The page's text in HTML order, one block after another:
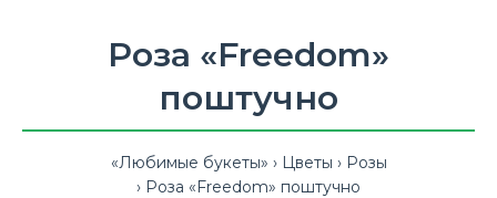
Роза «Freedom»
поштучно
«Любимые букеты» Цветы
Розы
Роза «Freedom» поштучно